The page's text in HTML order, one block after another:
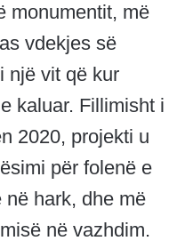
monumentit, më
vdekjes së
një vit që kur
kaluar. Fillimisht i
2020, projekti u
për folenë e
hark, dhe më
në vazhdim.